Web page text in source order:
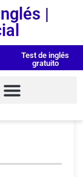
|
Test de inglés
gratuito